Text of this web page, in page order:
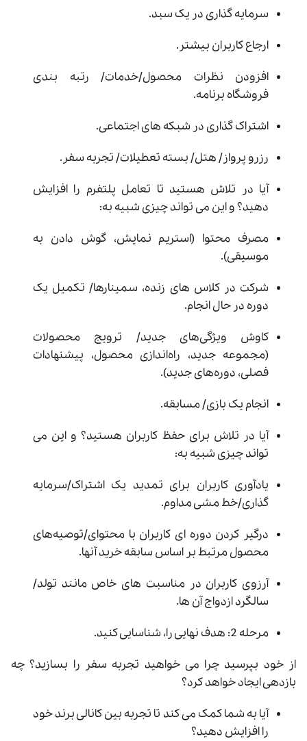
سرمایه گذاری در یک سبد.
ارجاع کاربران بیشتر.
افزودن نظرات محصول/خدمات/ رتبه بندی
فروشگاه برنامه.
اشتراک گذاری در شبکه های اجتماعی.
رزرو پرواز/ هتل/ بسته تعطیلات/ تجربه سفر.
آیا در تلاش هستید تا تعامل پلتفرم را افزایش
دهید؟ و این می تواند چیزی شبیه به:
مصرف محتوا (استریم نمایش، گوش دادن به
موسیقی).
شرکت در کلاس های زنده، سمینارها/ تکمیل یک
دوره در حال انجام.
کاوش ویژگی‌های جدید/ ترویج محصولات
(مجموعه جدید، راه‌اندازی محصول، پیشنهادات
فصلی، دوره‌های جدید).
انجام یک بازی/ مسابقه.
آیا در تلاش برای حفظ کاربران هستید؟ و این می
تواند چیزی شبیه به:
یادآوری کاربران برای تمدید یک اشتراک/سرمایه
گذاری/خط مشی مداوم.
درگیر کردن دوره ‌ای کاربران با محتوای/توصیه‌های
محصول مرتبط بر اساس سابقه خرید آنها.
آرزوی کاربران در مناسبت های خاص مانند تولد/
سالگرد ازدواج آن ها.
مرحله 2: هدف نهایی را، شناسایی کنید.
از خود بپرسید چرا می خواهید تجربه سفر را بسازید؟ چه
بازدهی ایجاد خواهد کرد؟
آیا به شما کمک می کند تا تجربه بین کانالی برند خود
را افزایش دهید؟